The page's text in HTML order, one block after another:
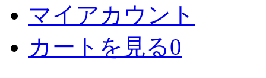
マイアカウント
カートを見る0